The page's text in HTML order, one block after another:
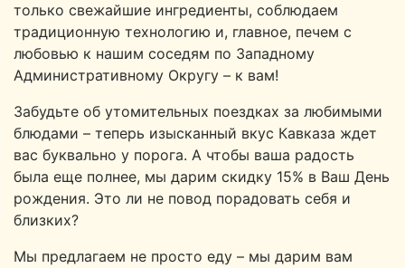
только свежайшие ингредиенты, соблюдаем
традиционную технологию и, главное, печем с
любовью к нашим соседям по Западному
Административному Округу – к вам!
Забудьте об утомительных поездках за любимыми
блюдами – теперь изысканный вкус Кавказа ждет
вас буквально у порога. А чтобы ваша радость
была еще полнее, мы дарим скидку 15% в Ваш День
рождения. Это ли не повод порадовать себя и
близких?
Мы предлагаем не просто еду – мы дарим вам